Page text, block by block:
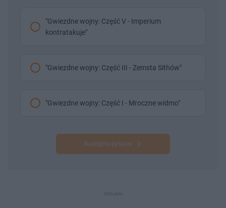
"Gwiezdne wojny: Część V - Imperium
kontratakuje"
"Gwiezdne wojny: Część III - Zemsta Sithów"
"Gwiezdne wojny: Część I - Mroczne widmo"
Następne pytanie